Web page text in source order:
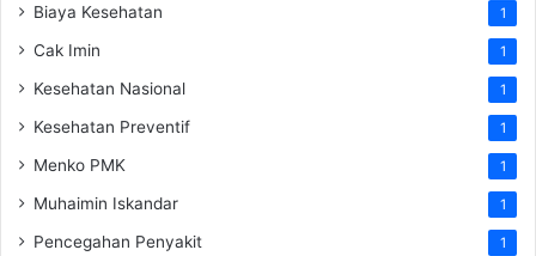
Biaya Kesehatan 1
Cak Imin 1
Kesehatan Nasional 1
Kesehatan Preventif 1
Menko PMK 1
Muhaimin Iskandar 1
Pencegahan Penyakit 1